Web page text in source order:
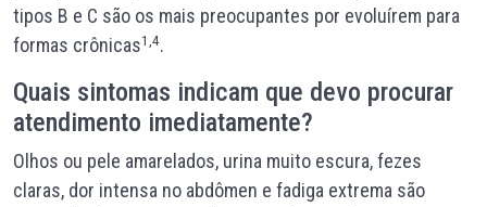
tipos B e C são os mais preocupantes por evoluírem para
formas crônicas1,4.
Quais sintomas indicam que devo procurar
atendimento imediatamente?
Olhos ou pele amarelados, urina muito escura, fezes
claras, dor intensa no abdômen e fadiga extrema são